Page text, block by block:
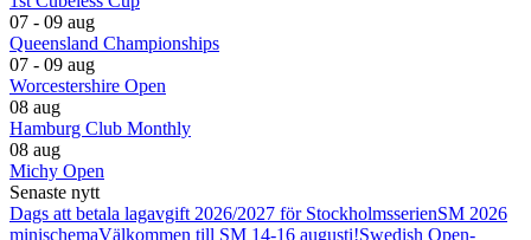
07 - 09 aug
Queensland Championships
07 - 09 aug
Worcestershire Open
08 aug
Hamburg Club Monthly
08 aug
Michy Open
Senaste nytt
Dags att betala lagavgift 2026/2027 för StockholmsserienSM 2026
minischemaVälkommen till SM 14-16 augusti!Swedish Open-